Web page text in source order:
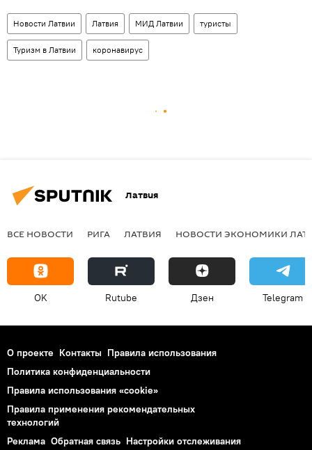
Новости Латвии Латвия МИД Латвии туристы
Туризм в Латвии коронавирус
Латвия
ВСЕ НОВОСТИ РИГА ЛАТВИЯ НОВОСТИ ЭКОНОМИКИ
OK Rutube Дзен Telegram
О проекте Контакты Правила использования
Политика конфиденциальности
Правила использования «cookie»
Правила применения рекомендательных
технологий
Реклама Обратная связь Настройки отслеживания